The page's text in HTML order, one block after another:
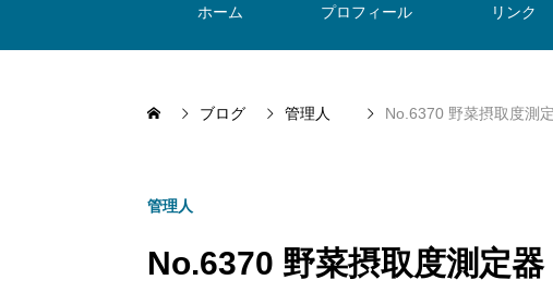
ホーム プロフィール リンク
ブログ 管理人 No.6370 野菜摂取度測
管理人
No.6370 野菜摂取度測定